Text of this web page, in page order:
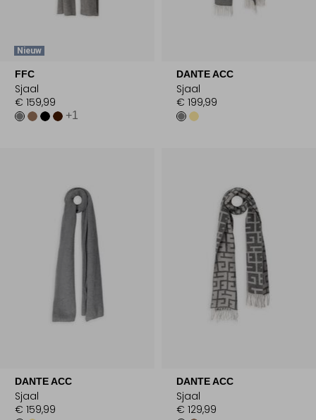
Nieuw
FFC
Sjaal
€ 159,99
+1
DANTE ACC
Sjaal
€ 199,99
DANTE ACC
Sjaal
€ 159,99
DANTE ACC
Sjaal
€ 129,99